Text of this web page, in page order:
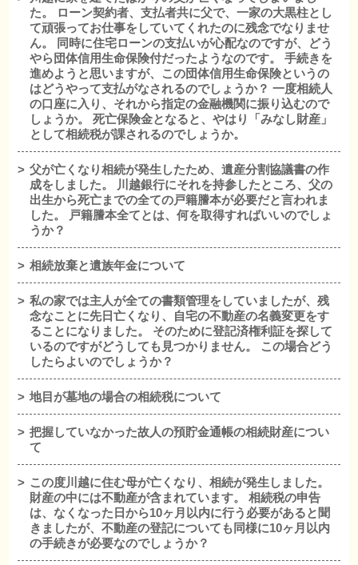
た。 ローン契約者、支払者共に父で、一家の大黒柱とし
て頑張ってお仕事をしていてくれたのに残念でなりませ
ん。 同時に住宅ローンの支払いが心配なのですが、どう
やら団体信用生命保険付だったようなのです。 手続きを
進めようと思いますが、この団体信用生命保険というの
はどうやって支払がなされるのでしょうか？ 一度相続人
の口座に入り、それから指定の金融機関に振り込むので
しょうか。 死亡保険金となると、やはり「みなし財産」
として相続税が課されるのでしょうか。
父が亡くなり相続が発生したため、遺産分割協議書の作
成をしました。 川越銀行にそれを持参したところ、父の
出生から死亡までの全ての戸籍謄本が必要だと言われま
した。 戸籍謄本全てとは、何を取得すればいいのでしょ
うか？
相続放棄と遺族年金について
私の家では主人が全ての書類管理をしていましたが、残
念なことに先日亡くなり、自宅の不動産の名義変更をす
ることになりました。 そのために登記済権利証を探して
いるのですがどうしても見つかりません。 この場合どう
したらよいのでしょうか？
地目が墓地の場合の相続税について
把握していなかった故人の預貯金通帳の相続財産につい
て
この度川越に住む母が亡くなり、相続が発生しました。
財産の中には不動産が含まれています。 相続税の申告
は、なくなった日から10ヶ月以内に行う必要があると聞
きましたが、不動産の登記についても同様に10ヶ月以内
の手続きが必要なのでしょうか？